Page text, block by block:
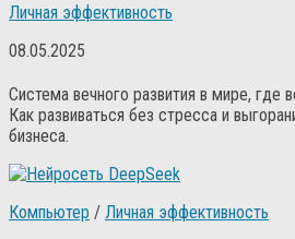
Личная эффективность
08.05.2025
Система вечного развития в мире, где
Как развиваться без стресса и
бизнеса.
Компьютер / Личная эффективность